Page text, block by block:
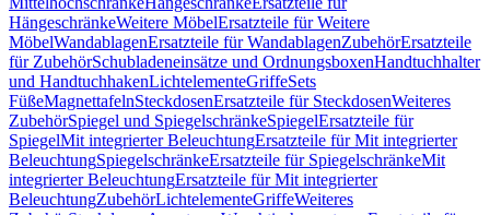
HängeschränkeWeitere MöbelErsatzteile für Weitere
MöbelWandablagenErsatzteile für WandablagenZubehörErsatzteile
für ZubehörSchubladeneinsätze und OrdnungsboxenHandtuchhalter
und HandtuchhakenLichtelementeGriffeSets
FüßeMagnettafelnSteckdosenErsatzteile für SteckdosenWeiteres
ZubehörSpiegel und SpiegelschränkeSpiegelErsatzteile für
SpiegelMit integrierter BeleuchtungErsatzteile für Mit integrierter
BeleuchtungSpiegelschränkeErsatzteile für SpiegelschränkeMit
integrierter BeleuchtungErsatzteile für Mit integrierter
BeleuchtungZubehörLichtelementeGriffeWeiteres